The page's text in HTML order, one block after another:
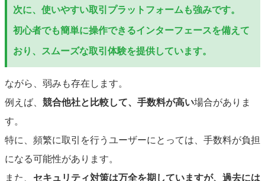
次に、 使いやすい取引プラットフォーム も強みです。
初心者でも簡単に操作できるインターフェースを備えて
おり、スムーズな取引体験を提供しています。
ながら、弱みも存在します。
例えば、 競合他社と比較して、手数料が高い場合がありま
す。
特に、頻繁に取引を行うユーザーにとっては、手数料が負担
になる可能性があります。
また、 セキュリティ対策は万全を期していますが、過去には